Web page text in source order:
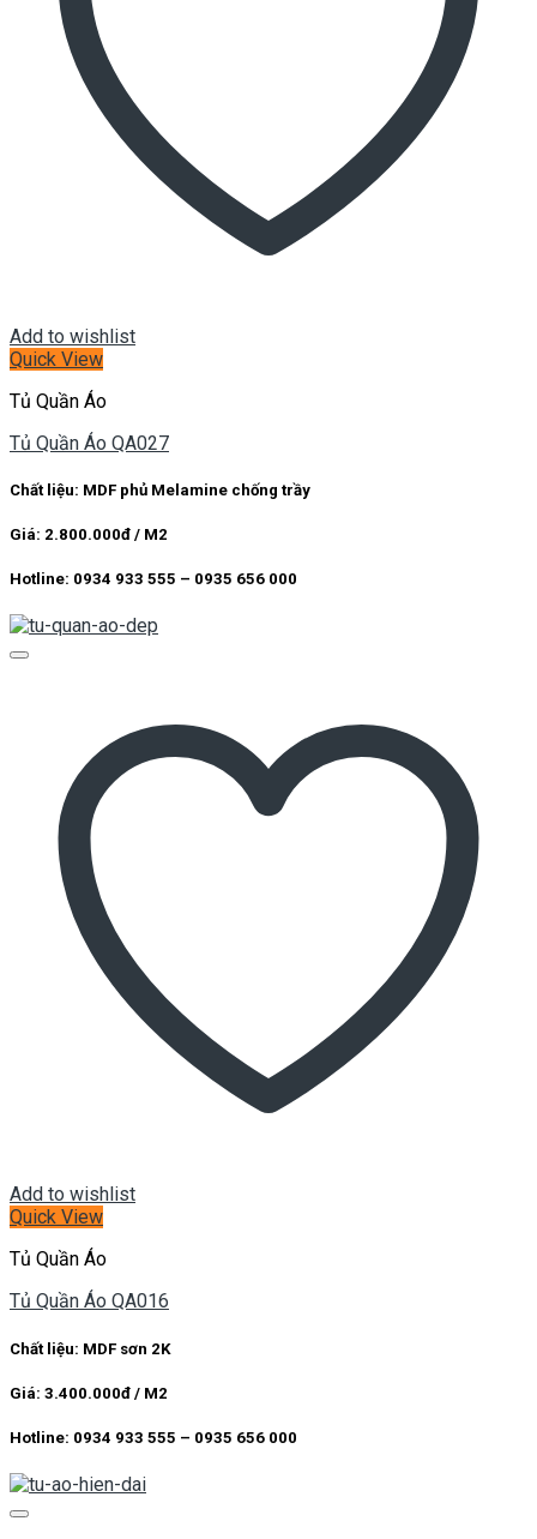
Add to wishlist
Quick View
Tủ Quần Áo
Tủ Quần Áo QA027
Chất liệu: MDF phủ Melamine chống trầy
Giá: 2.800.000đ / M2
Hotline: 0934 933 555 – 0935 656 000
Add to wishlist
Quick View
Tủ Quần Áo
Tủ Quần Áo QA016
Chất liệu: MDF sơn 2K
Giá: 3.400.000đ / M2
Hotline: 0934 933 555 – 0935 656 000